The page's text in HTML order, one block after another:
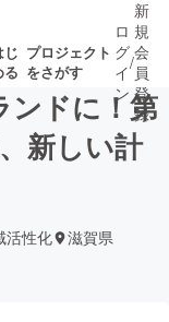
じ
る
プロジェクト
をさがす
ロ
グ
イ
ン
/
新
規
会
員
登
録
ンドに！第
新しい計
活性化 滋賀県